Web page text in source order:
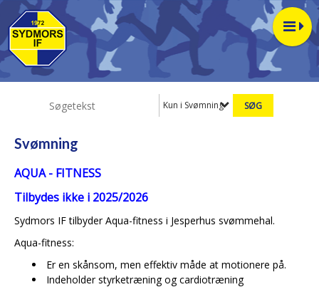
Kun i Svømning
Svømning
AQUA - FITNESS
Tilbydes ikke i 2025/2026
Sydmors IF tilbyder Aqua-fitness i Jesperhus svømmehal.
Aqua-fitness:
Er en skånsom, men effektiv måde at motionere på.
Indeholder styrketræning og cardiotræning